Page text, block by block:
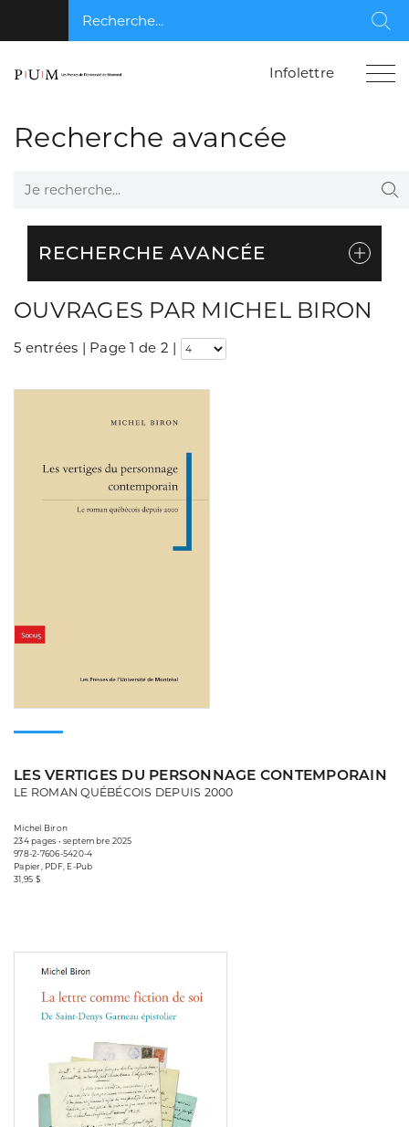
Recherche...
Infolettre
Recherche avancée
Je recherche...
RECHERCHE AVANCÉE
OUVRAGES PAR MICHEL BIRON
5 entrées | Page 1 de 2 |
LES VERTIGES DU PERSONNAGE CONTEMPORAIN
LE ROMAN QUÉBÉCOIS DEPUIS 2000
Michel Biron
234 pages • septembre 2025
978-2-7606-5420-4
Papier, PDF, E-Pub
31,95 $